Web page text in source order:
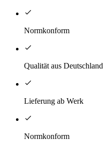
Normkonform
Qualität aus Deutschland
Lieferung ab Werk
Normkonform